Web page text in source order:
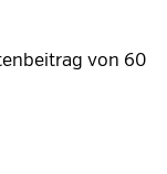
von 60